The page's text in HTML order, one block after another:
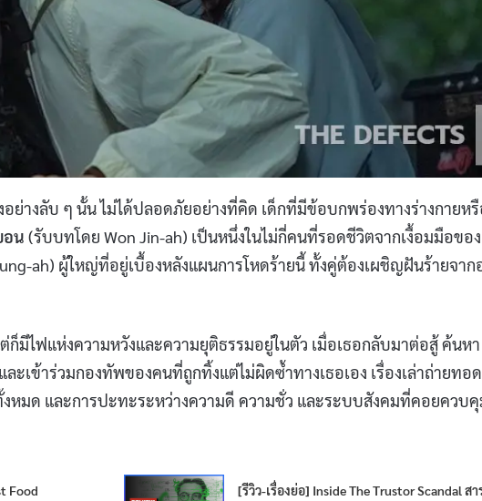
อย่างลับ ๆ นั้น ไม่ได้ปลอดภัยอย่างที่คิด เด็กที่มีข้อบกพร่องทางร่างกายห
อน (รับบทโดย Won Jin-ah) เป็นหนึ่งในไม่กี่คนที่รอดชีวิตจากเงื้อมมือของ
ah) ผู้ใหญ่ที่อยู่เบื้องหลังแผนการโหดร้ายนี้ ทั้งคู่ต้องเผชิญฝันร้ายจาก
มีไฟแห่งความหวังและความยุติธรรมอยู่ในตัว เมื่อเธอกลับมาต่อสู้ ค้นหา
ละเข้าร่วมกองทัพของคนที่ถูกทิ้งแต่ไม่ผิดซ้ำทางเธอเอง เรื่องเล่าถ่ายทอด
มด และการปะทะระหว่างความดี ความชั่ว และระบบสังคมที่คอยควบ
Food
[รีวิว-เรื่องย่อ] Inside The Trustor Scandal ส